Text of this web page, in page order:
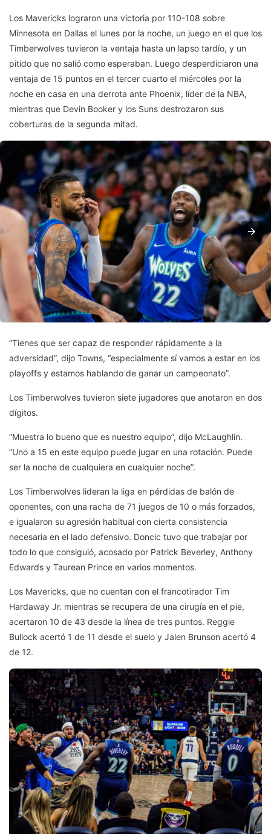
Los Mavericks lograron una victoria por 110-108 sobre
Minnesota en Dallas el lunes por la noche, un juego en el que los
Timberwolves tuvieron la ventaja hasta un lapso tardío, y un
pitido que no salió como esperaban. Luego desperdiciaron una
ventaja de 15 puntos en el tercer cuarto el miércoles por la
noche en casa en una derrota ante Phoenix, líder de la NBA,
mientras que Devin Booker y los Suns destrozaron sus
coberturas de la segunda mitad.
“Tienes que ser capaz de responder rápidamente a la
adversidad”, dijo Towns, “especialmente sí vamos a estar en los
playoffs y estamos hablando de ganar un campeonato”.
Los Timberwolves tuvieron siete jugadores que anotaron en dos
dígitos.
“Muestra lo bueno que es nuestro equipo”, dijo McLaughlin.
”Uno a 15 en este equipo puede jugar en una rotación. Puede
ser la noche de cualquiera en cualquier noche”.
Los Timberwolves lideran la liga en pérdidas de balón de
oponentes, con una racha de 71 juegos de 10 o más forzados,
e igualaron su agresión habitual con cierta consistencia
necesaria en el lado defensivo. Doncic tuvo que trabajar por
todo lo que consiguió, acosado por Patrick Beverley, Anthony
Edwards y Taurean Prince en varios momentos.
Los Mavericks, que no cuentan con el francotirador Tim
Hardaway Jr. mientras se recupera de una cirugía en el pie,
acertaron 10 de 43 desde la línea de tres puntos. Reggie
Bullock acertó 1 de 11 desde el suelo y Jalen Brunson acertó 4
de 12.